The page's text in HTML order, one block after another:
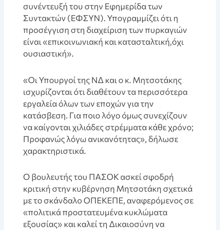
συνέντευξή του στην Εφημερίδα των
Συντακτών (ΕΦΣΥΝ). Υπογραμμίζει ότι η
προσέγγιση στη διαχείριση των πυρκαγιών
είναι «επικοινωνιακή και κατασταλτική,όχι
ουσιαστική».
«Οι Υπουργοί της ΝΔ και ο κ. Μητσοτάκης
ισχυρίζονται ότι διαθέτουν τα περισσότερα
εργαλεία όλων των εποχών για την
κατάσβεση. Για ποιο λόγο όμως συνεχίζουν
να καίγονται χιλιάδες στρέμματα κάθε χρόνο;
Προφανώς λόγω ανικανότητας», δήλωσε
χαρακτηριστικά.
Ο βουλευτής του ΠΑΣΟΚ ασκεί σφοδρή
κριτική στην κυβέρνηση Μητσοτάκη σχετικά
με το σκάνδαλο ΟΠΕΚΕΠΕ, αναφερόμενος σε
«πολιτικά προστατευμένα κυκλώματα
εξουσίας» και καλεί τη Δικαιοσύνη να